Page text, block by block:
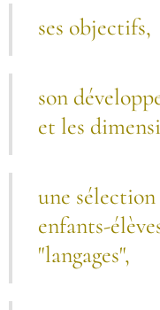
ses objectifs,
son
et les
une
enfants-
"langages",